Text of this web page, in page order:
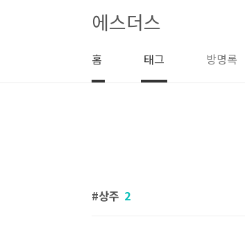
에스더스
홈 태그 방명록
상주 2